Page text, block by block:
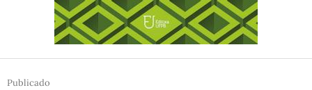
Publicado